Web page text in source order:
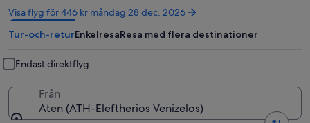
Visa flyg för 446 kr måndag 28 dec. 2026
Öppnas
ett
fönster
Tur-och-returEnkelresaResa med flera destinationer
Endast direktflyg
Från
Aten (ATH-Eleftherios Venizelos)